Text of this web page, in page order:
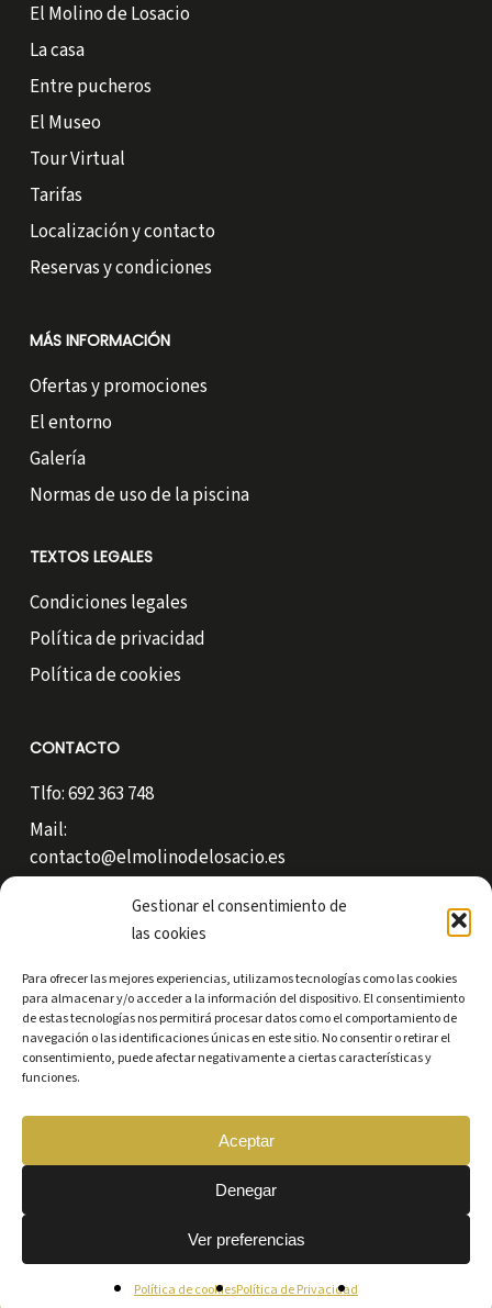
Gestionar el consentimiento de
las cookies
Para ofrecer las mejores experiencias, utilizamos tecnologías como las cookies
para almacenar y/o acceder a la información del dispositivo. El consentimiento
de estas tecnologías nos permitirá procesar datos como el comportamiento de
navegación o las identificaciones únicas en este sitio. No consentir o retirar el
consentimiento, puede afectar negativamente a ciertas características y
funciones.
Aceptar
Denegar
Ver preferencias
Política de cookiesPolítica de Privacidad
El Molino de Losacio
La casa
Entre pucheros
El Museo
Tour Virtual
Tarifas
Localización y contacto
Reservas y condiciones
MÁS INFORMACIÓN
Ofertas y promociones
El entorno
Galería
Normas de uso de la piscina
TEXTOS LEGALES
Condiciones legales
Política de privacidad
Política de cookies
CONTACTO
Tlfo: 692 363 748
Mail:
contacto@elmolinodelosacio.es
Carretera Marquíz S/N bajo.
49540 – Losacio (Zamora)